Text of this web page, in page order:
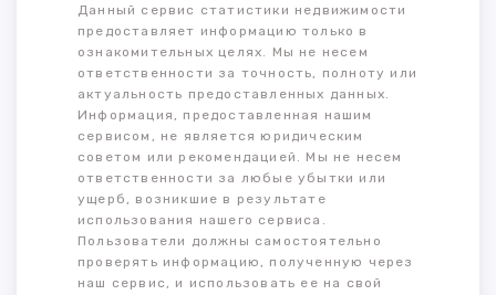
Данный сервис статистики недвижимости
предоставляет информацию только в
ознакомительных целях. Мы не несем
ответственности за точность, полноту или
актуальность предоставленных данных.
Информация, предоставленная нашим
сервисом, не является юридическим
советом или рекомендацией. Мы не несем
ответственности за любые убытки или
ущерб, возникшие в результате
использования нашего сервиса.
Пользователи должны самостоятельно
проверять информацию, полученную через
наш сервис, и использовать ее на свой